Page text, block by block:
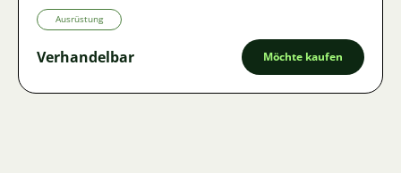
Ausrüstung
Verhandelbar Möchte kaufen